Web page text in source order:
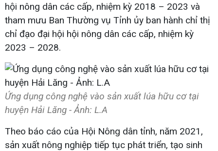
hội nông dân các cấp, nhiệm kỳ 2018 – 2023 và
tham mưu Ban Thường vụ Tỉnh ủy ban hành chỉ thị
chỉ đạo đại hội hội nông dân các cấp, nhiệm kỳ
2023 – 2028.
Ứng dụng công nghệ vào sản xuất lúa hữu cơ tại
huyện Hải Lăng - Ảnh: L.A
Theo báo cáo của Hội Nông dân tỉnh, năm 2021,
sản xuất nông nghiệp tiếp tục phát triển, tạo sinh